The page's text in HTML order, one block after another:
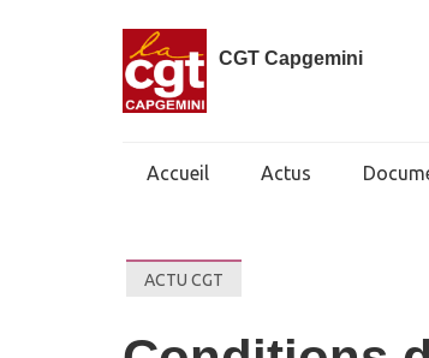
CGT Capgemini
Accueil Actus
ACTU CGT